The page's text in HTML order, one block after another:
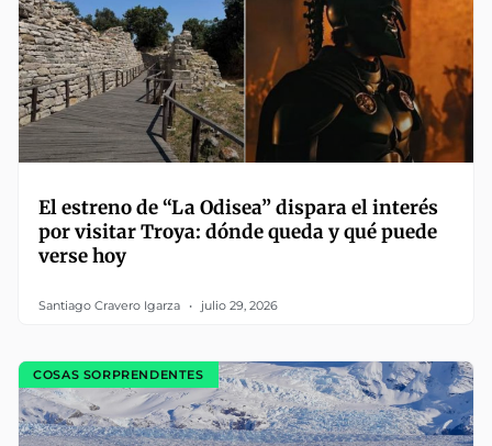
El estreno de “La Odisea” dispara el interés
por visitar Troya: dónde queda y qué puede
verse hoy
Santiago Cravero Igarza julio 29, 2026
COSAS SORPRENDENTES